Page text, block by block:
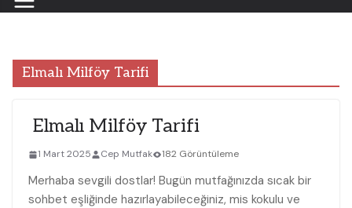
Elmalı Milföy Tarifi
Elmalı Milföy Tarifi
1 Mart 2025 Cep Mutfak 182 Görüntüleme
Merhaba sevgili dostlar! Bugün mutfağınızda sıcak bir
sohbet eşliğinde hazırlayabileceğiniz, mis kokulu ve